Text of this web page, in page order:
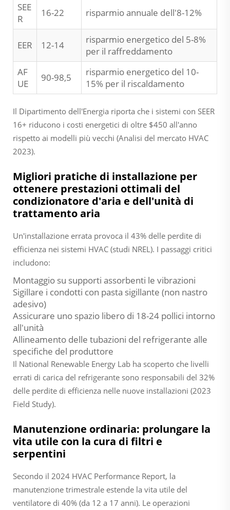
SEE
R
16-22 risparmio annuale dell'8-12%
EER 12-14
risparmio energetico del 5-8%
per il raffreddamento
AF
UE
90-98,5
risparmio energetico del 10-
15% per il riscaldamento
Il Dipartimento dell'Energia riporta che i sistemi con SEER
16+ riducono i costi energetici di oltre $450 all'anno
rispetto ai modelli più vecchi (Analisi del mercato HVAC
2023).
Migliori pratiche di installazione per
ottenere prestazioni ottimali del
condizionatore d'aria e dell'unità di
trattamento aria
Un'installazione errata provoca il 43% delle perdite di
efficienza nei sistemi HVAC (studi NREL). I passaggi critici
includono:
Montaggio su supporti assorbenti le vibrazioni
Sigillare i condotti con pasta sigillante (non nastro
adesivo)
Assicurare uno spazio libero di 18-24 pollici intorno
all'unità
Allineamento delle tubazioni del refrigerante alle
specifiche del produttore
Il National Renewable Energy Lab ha scoperto che livelli
errati di carica del refrigerante sono responsabili del 32%
delle perdite di efficienza nelle nuove installazioni (2023
Field Study).
Manutenzione ordinaria: prolungare la
vita utile con la cura di filtri e
serpentini
Secondo il 2024 HVAC Performance Report, la
manutenzione trimestrale estende la vita utile del
ventilatore di 40% (da 12 a 17 anni). Le operazioni